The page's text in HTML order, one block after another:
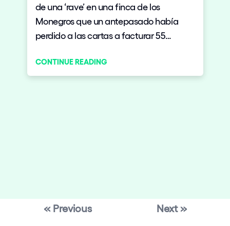
de una ‘rave’ en una finca de los
Monegros que un antepasado había
perdido a las cartas a facturar 55
CONTINUE READING
« Previous Next »